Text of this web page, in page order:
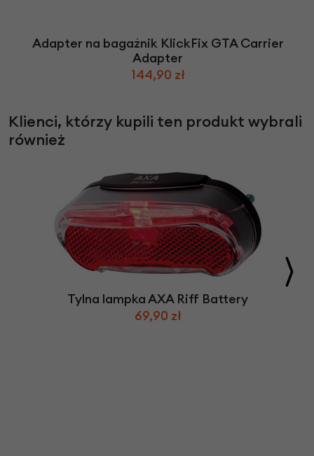
Adapter na bagażnik KlickFix GTA Carrier
Adapter
144,90 zł
Klienci, którzy kupili ten produkt wybrali
również
Tylna lampka AXA Riff Battery
69,90 zł